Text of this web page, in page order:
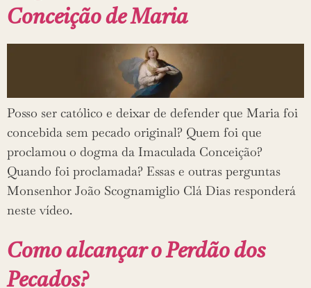
Conceição de Maria
Posso ser católico e deixar de defender que Maria foi
concebida sem pecado original? Quem foi que
proclamou o dogma da Imaculada Conceição?
Quando foi proclamada? Essas e outras perguntas
Monsenhor João Scognamiglio Clá Dias responderá
neste vídeo.
Como alcançar o Perdão dos
Pecados?